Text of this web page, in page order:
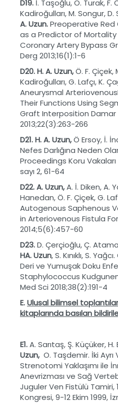
D19. İ. Taşoğlu, O. Turak, F.
Kadiroğulları, M. Songur, D.
A. Uzun.Preoperative Red
as a Predictor of
Coronary Artery Bypass
Derg 2013;16(1):1-6
D20. H. A. Uzun,Ö. F. Çiçek,
Kadiroğulları, G. Lafçı, K.
Aneurysmal
Their Functions Using
Graft Interposition Damar
2013;22(3):263-266
D21. H. A. Uzun,Ö Ersoy, İ.
Nefes Darlığına Neden
Proceedings Koru
sayı 2, 61-64
D22.A. Uzun,A. İ. Diken, A.
Hanedan, Ö. F. Çiçek, G.
Autogenous Saphenous
in Arteriovenous Fistula
2014;5(6):457-60
D23.D. Çerçioğlu, Ç.
HA. Uzun, S. Kınıklı, S.
Deri ve Yumuşak Doku
Staphylococcus
Med Sci 2018;38(2):191-4
E.Ulusal bilimsel
kitaplarında basılan
E1.A. Sarıtaş, Ş. Küçüker,
Uzun, O. Taşdemir. İki
Strenotomi Yaklaşımı ile
Anevrizması ve Sağ
Juguler Ven Fistülü Tamiri,
Kongresi, 9-12 Ekim 1999,